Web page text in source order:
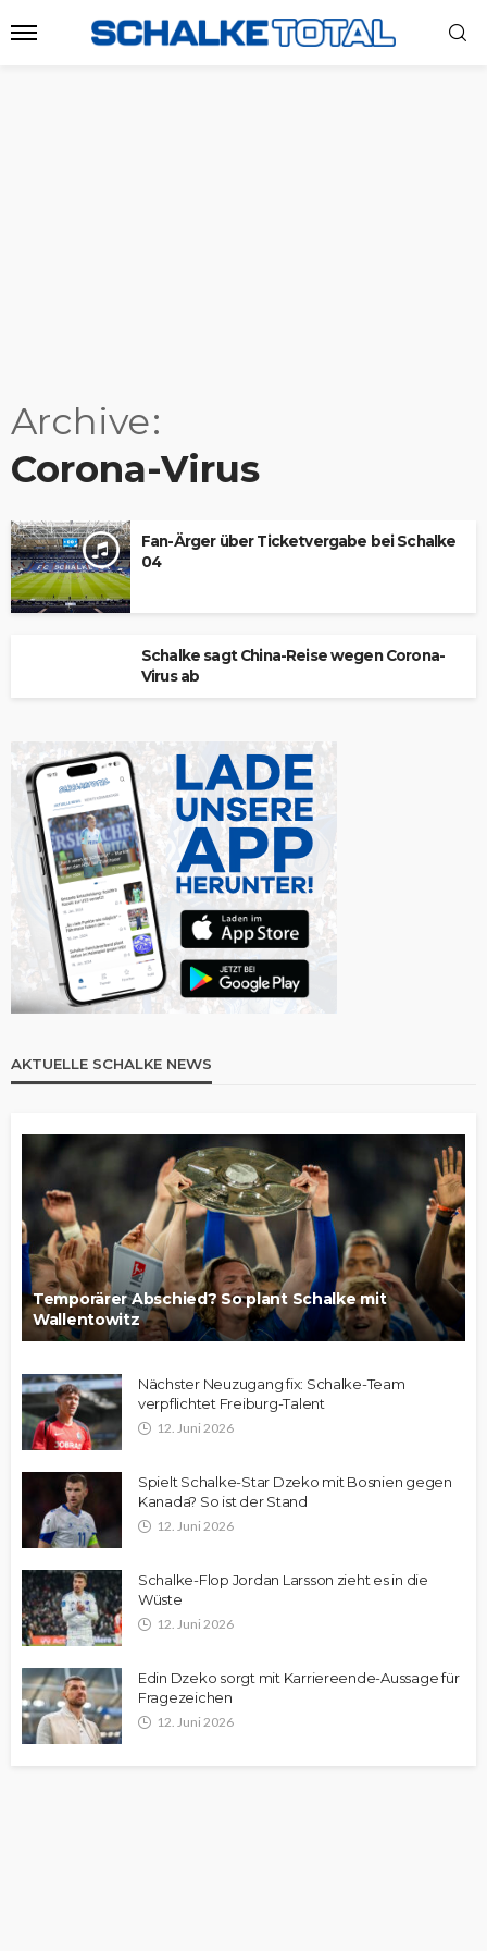
Archive
Corona-Virus
Fan-Ärger über Ticketvergabe bei Schalke
04
Schalke sagt China-Reise wegen Corona-
Virus ab
AKTUELLE SCHALKE NEWS
Temporärer Abschied? So plant Schalke mit
Wallentowitz
Nächster Neuzugang fix: Schalke-Team
verpflichtet Freiburg-Talent
12. Juni 2026
Spielt Schalke-Star Dzeko mit Bosnien gegen
Kanada? So ist der Stand
12. Juni 2026
Schalke-Flop Jordan Larsson zieht es in die
Wüste
12. Juni 2026
Edin Dzeko sorgt mit Karriereende-Aussage für
Fragezeichen
12. Juni 2026